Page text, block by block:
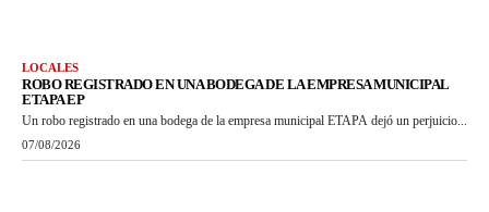
LOCALES
ROBO REGISTRADO EN UNA BODEGA DE LA EMPRESA MUNICIPAL
ETAPA EP
Un robo registrado en una bodega de la empresa municipal ETAPA dejó un perjuicio...
07/08/2026